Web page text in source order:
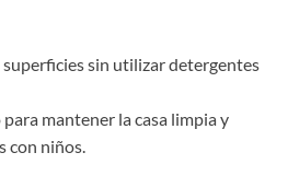
mantener la casa limpia y
con niños.